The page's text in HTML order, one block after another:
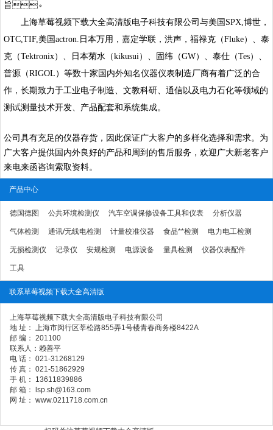
旨。
上海草莓视频下载大全高清版 电子科技有限公司 与美国SPX,博世，
OTC,TIF,美国actron.日本万用，嘉定学联，洪声， 福禄克（Fluke）、泰
克（Tektronix）、 日本菊水（kikusui）、固纬（GW）、泰仕（Tes）、
普源（RIGOL ）等数十家国内外知名仪器仪表制造厂商有着广泛的合
作，长期致力于工业电子制造、文教科研、通信以及电力石化等领域的
测试测量技术开发、产品配套和系统集成。
公司具有充足的仪器存货，因此保证广大客户的多样化选择和需求。为
广大客户提供国内外良好的产品和周到的售后服务，欢迎广大新老客户
来电来函咨询索取资料。
产品中心
德国德图 公共环境检测仪 汽车空调保修设备工具和仪表 分析仪器
气体检测 通讯/无线电检测 计量校准仪器 食品**检测 电力电工检测
无损检测仪 记录仪 安规检测 电源设备 量具检测 仪器仪表配件
工具
联系草莓视频下载大全高清版
上海草莓视频下载大全高清版电子科技有限公司
地 址： 上海市闵行区莘松路855弄1号楼青春商务楼8422A
邮 编： 201100
联系人：赖善平
电 话： 021-31268129
传 真： 021-51862929
手 机： 13611839886
邮 箱： lsp.sh@163.com
网 址： www.0211718.com.cn